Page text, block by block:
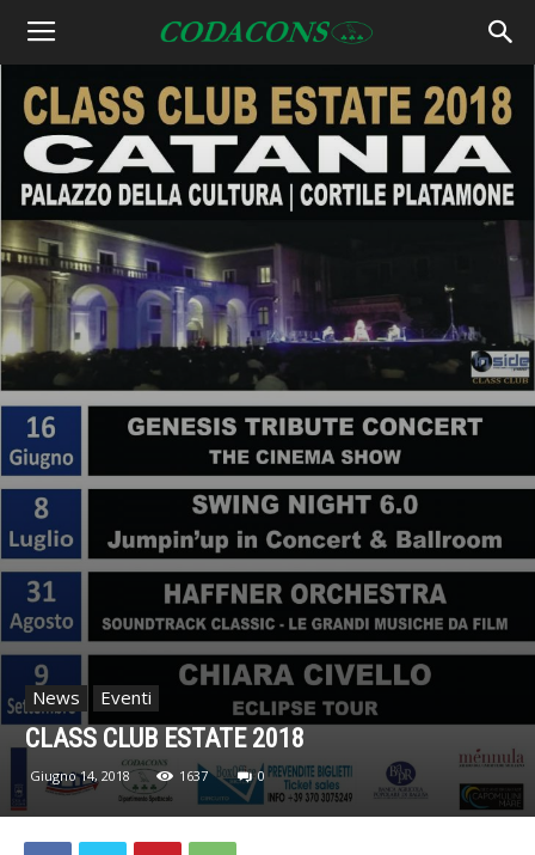
News Eventi
CLASS CLUB ESTATE 2018
Giugno 14, 2018 1637 0